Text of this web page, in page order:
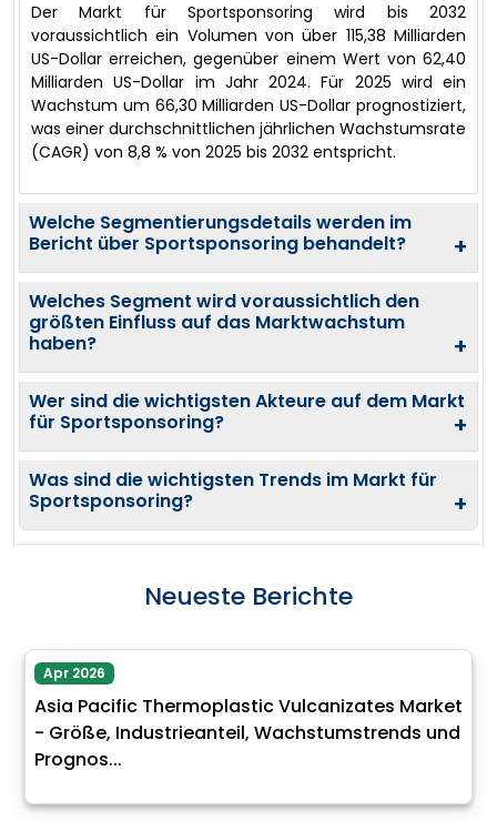
Der Markt für Sportsponsoring wird bis 2032
voraussichtlich ein Volumen von über 115,38 Milliarden
US-Dollar erreichen, gegenüber einem Wert von 62,40
Milliarden US-Dollar im Jahr 2024. Für 2025 wird ein
Wachstum um 66,30 Milliarden US-Dollar prognostiziert,
was einer durchschnittlichen jährlichen Wachstumsrate
(CAGR) von 8,8 % von 2025 bis 2032 entspricht.
Welche Segmentierungsdetails werden im
Bericht über Sportsponsoring behandelt?
+
Welches Segment wird voraussichtlich den
größten Einfluss auf das Marktwachstum
haben?
+
Wer sind die wichtigsten Akteure auf dem Markt
für Sportsponsoring?
+
Was sind die wichtigsten Trends im Markt für
Sportsponsoring?
+
Neueste Berichte
Apr 2026
Asia Pacific Thermoplastic Vulcanizates Market
- Größe, Industrieanteil, Wachstumstrends und
Prognos...